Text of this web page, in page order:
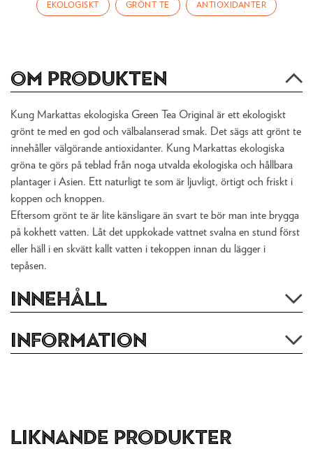
EKOLOGISKT GRÖNT TE ANTIOXIDANTER
Om produkten
Kung Markattas ekologiska Green Tea Original är ett ekologiskt
grönt te med en god och välbalanserad smak. Det sägs att grönt te
innehåller välgörande antioxidanter. Kung Markattas ekologiska
gröna te görs på teblad från noga utvalda ekologiska och hållbara
plantager i Asien. Ett naturligt te som är ljuvligt, örtigt och friskt i
koppen och knoppen.
Eftersom grönt te är lite känsligare än svart te bör man inte brygga
på kokhett vatten. Låt det uppkokade vattnet svalna en stund först
eller häll i en skvätt kallt vatten i tekoppen innan du lägger i
tepåsen.
Innehåll
Information
Liknande produkter